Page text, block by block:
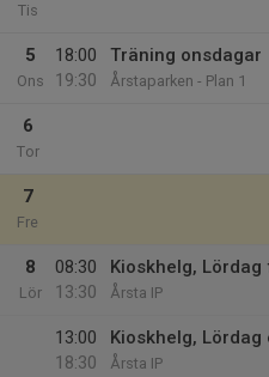
Tis
5
Ons
18:00
19:30
Träning onsdagar
Årstaparken - Plan 1
6
Tor
7
Fre
8
Lör
08:30
13:30
Kioskhelg,
Årsta IP
13:00
18:30
Kioskhelg,
Årsta IP